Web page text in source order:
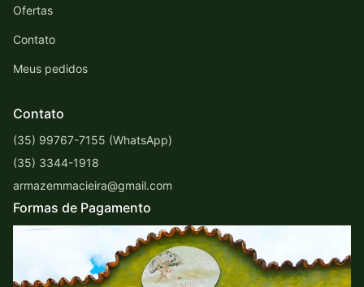
Ofertas
Contato
Meus pedidos
Contato
(35) 99767-7155 (WhatsApp)
(35) 3344-1918
armazemmacieira@gmail.com
Formas de Pagamento